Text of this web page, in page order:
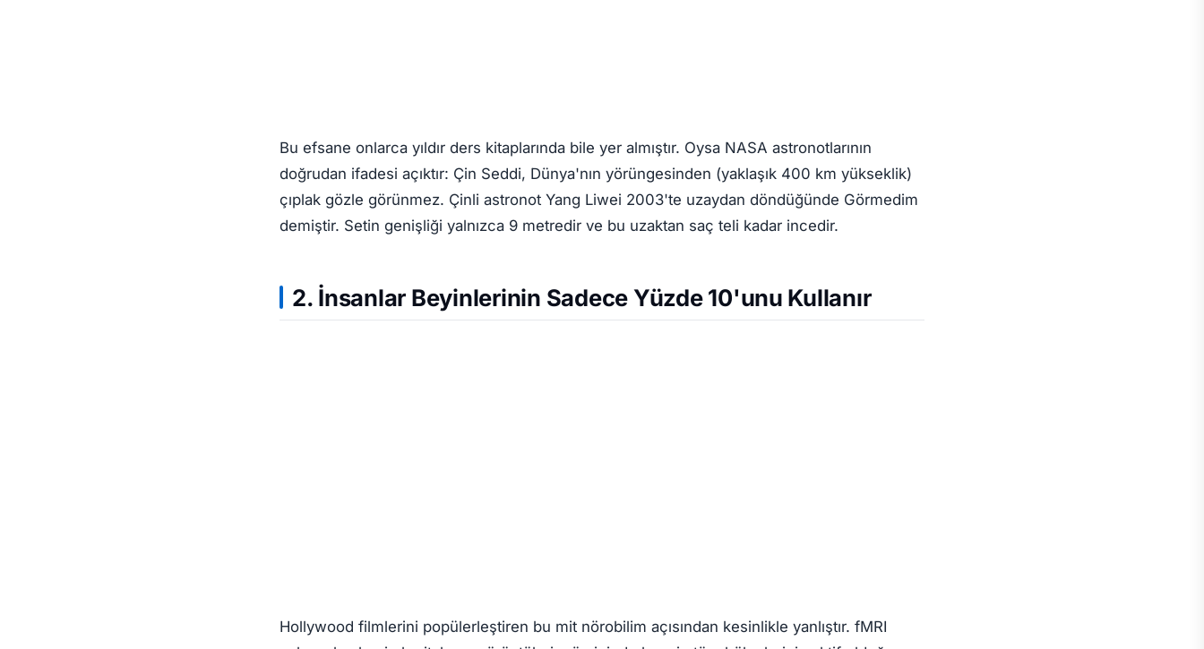
Bu efsane onlarca yıldır ders kitaplarında bile yer almıştır. Oysa NASA astronotlarının
doğrudan ifadesi açıktır: Çin Seddi, Dünya'nın yörüngesinden (yaklaşık 400 km yükseklik)
çıplak gözle görünmez. Çinli astronot Yang Liwei 2003'te uzaydan döndüğünde Görmedim
demiştir. Setin genişliği yalnızca 9 metredir ve bu uzaktan saç teli kadar incedir.
2. İnsanlar Beyinlerinin Sadece Yüzde 10'unu Kullanır
Hollywood filmlerini popülerleştiren bu mit nörobilim açısından kesinlikle yanlıştır. fMRI